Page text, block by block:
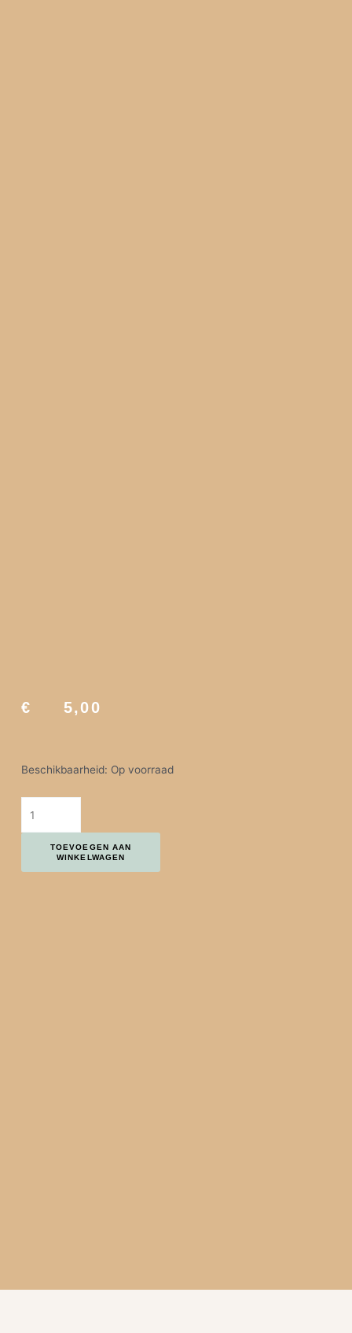
€ 5,00
Beschikbaarheid: Op voorraad
INU! STERRENBEELD EDELSTEEN | SCHORPIOEN | OBSIDIAAN
TOEVOEGEN AAN
WINKELWAGEN